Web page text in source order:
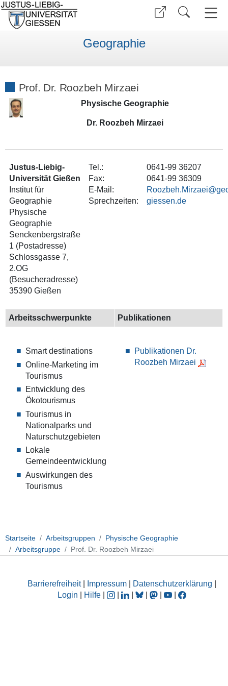
Geographie
Prof. Dr. Roozbeh Mirzaei
Physische Geographie
Dr. Roozbeh Mirzaei
Justus-Liebig-
Universität Gießen
Institut für
Geographie
Physische
Geographie
Senckenbergstraße
1 (Postadresse)
Schlossgasse 7,
2.OG
(Besucheradresse)
35390 Gießen
Tel.:
Fax:
E-Mail:
Sprechzeiten:
0641-99 36207
0641-99 36309
Roozbeh.Mirzaei
Arbeitsschwerpunkte Publikationen
Smart destinations
Online-Marketing im
Tourismus
Entwicklung des
Ökotourismus
Tourismus in
Nationalparks und
Naturschutzgebieten
Lokale
Gemeindeentwicklung
Auswirkungen des
Tourismus
Publikationen Dr.
Roozbeh Mirzaei
Startseite Arbeitsgruppen
Physische Geographie
Arbeitsgruppe
Prof. Dr. Roozbeh Mirzaei
Barrierefreiheit| Impressum Datenschutzerklärung
Login
Hilfe